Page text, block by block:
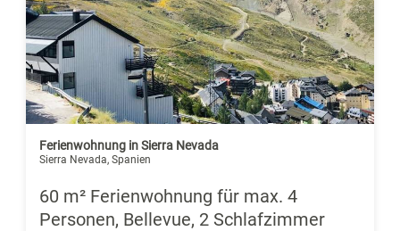
Ferienwohnung in Sierra Nevada
Sierra Nevada, Spanien
60 m² Ferienwohnung für max. 4
Personen, Bellevue, 2 Schlafzimmer